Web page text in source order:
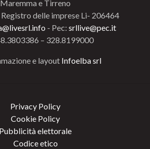
Maremma e Tirreno
Registro delle imprese Li- 206464
- Pec: srllive@pec.it
– 328.8199000
e layout Infoelba srl
Privacy Policy
Cookie Policy
Pubblicità elettorale
Codice etico